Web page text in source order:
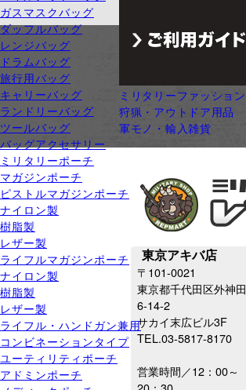
ガスマスクバッグ
ダッフルバッグ
レンジバッグ
ドラムバッグ
旅行用バッグ
キャリーバッグ
ランドリーバッグ
ツールバッグ
バッグアクセサリー
ミリタリーポーチ
マガジンポーチ
ピストルマガジンポーチ
ナイロン製
樹脂製
レザー製
ライフルマガジンポーチ
ナイロン製
樹脂製
レザー製
ライフル・ハンドガン兼用
コンビネーションタイプ
ユーティリティポーチ
アドミンポーチ
ジャンル別カテゴリ
ミリタリーファッション
狩猟・アウトドア用品
軍モノ・輸入雑貨
東京アキバ店
〒101-0021
東京都千代田区外神田
6-14-2
サカイ末広ビル3F
TEL.03-5817-8170
営業時間／12：00～